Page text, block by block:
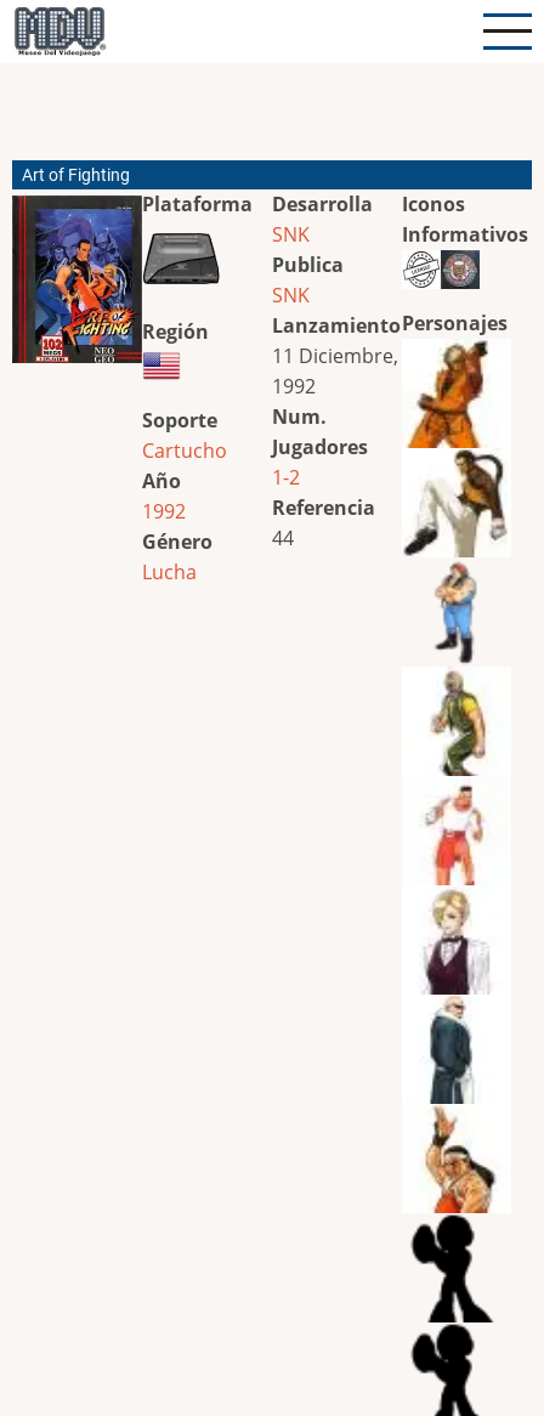
Pasar
al
Art of Fighting
Plataforma
Región
Soporte
Cartucho
Año
1992
Género
Lucha
Desarrolla
SNK
Publica
SNK
Lanzamiento
11 Diciembre,
1992
Num.
Jugadores
1-2
Referencia
44
Iconos
Informativos
Personajes